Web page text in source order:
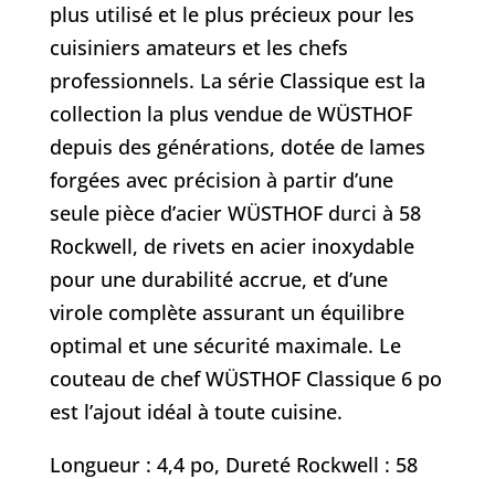
plus utilisé et le plus précieux pour les
cuisiniers amateurs et les chefs
professionnels. La série Classique est la
collection la plus vendue de WÜSTHOF
depuis des générations, dotée de lames
forgées avec précision à partir d’une
seule pièce d’acier WÜSTHOF durci à 58
Rockwell, de rivets en acier inoxydable
pour une durabilité accrue, et d’une
virole complète assurant un équilibre
optimal et une sécurité maximale. Le
couteau de chef WÜSTHOF Classique 6 po
est l’ajout idéal à toute cuisine.
Longueur : 4,4 po, Dureté Rockwell : 58